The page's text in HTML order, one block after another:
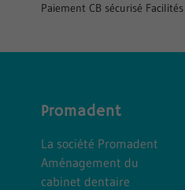
Paiement CB sécurisé
Promadent
La société Promadent
Aménagement du
cabinet dentaire